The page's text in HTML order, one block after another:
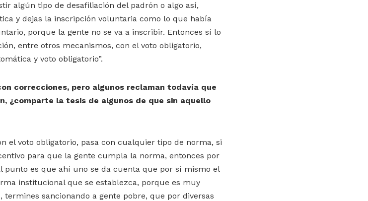
algún tipo de desafiliación del padrón o algo así,
y dejas la inscripción voluntaria como lo que había
porque la gente no se va a inscribir. Entonces sí lo
entre otros mecanismos, con el voto obligatorio,
y voto obligatorio”.
correcciones, pero algunos reclaman todavía que
¿comparte la tesis de algunos de que sin aquello
el voto obligatorio, pasa con cualquier tipo de norma, si
para que la gente cumpla la norma, entonces por
punto es que ahí uno se da cuenta que por sí mismo el
institucional que se establezca, porque es muy
sancionando a gente pobre, que por diversas